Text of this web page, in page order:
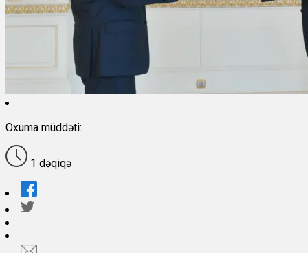
Oxuma müddəti:
1 dəqiqə